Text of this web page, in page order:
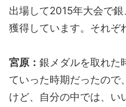
出場して2015年大会で
獲得しています。それぞ
宮原： 銀メダルを取れた
ていった時期だったので
けど、自分の中では、い